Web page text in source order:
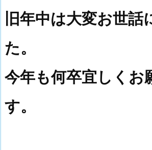
旧年中は大変お世話
た。
今年も何卒宜しくお
す。